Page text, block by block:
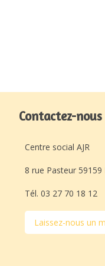
Contactez-nous
Centre social AJR
8 rue Pasteur
Tél. 03 27 70 18 12
Laissez-nous un